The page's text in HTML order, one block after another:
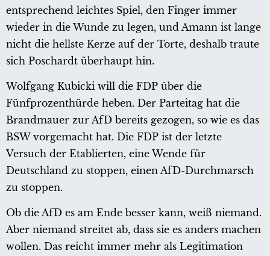
entsprechend leichtes Spiel, den Finger immer
wieder in die Wunde zu legen, und Amann ist lange
nicht die hellste Kerze auf der Torte, deshalb traute
sich Poschardt überhaupt hin.
Wolfgang Kubicki will die FDP über die
Fünfprozenthürde heben. Der Parteitag hat die
Brandmauer zur AfD bereits gezogen, so wie es das
BSW vorgemacht hat. Die FDP ist der letzte
Versuch der Etablierten, eine Wende für
Deutschland zu stoppen, einen AfD-Durchmarsch
zu stoppen.
Ob die AfD es am Ende besser kann, weiß niemand.
Aber niemand streitet ab, dass sie es anders machen
wollen. Das reicht immer mehr als Legitimation